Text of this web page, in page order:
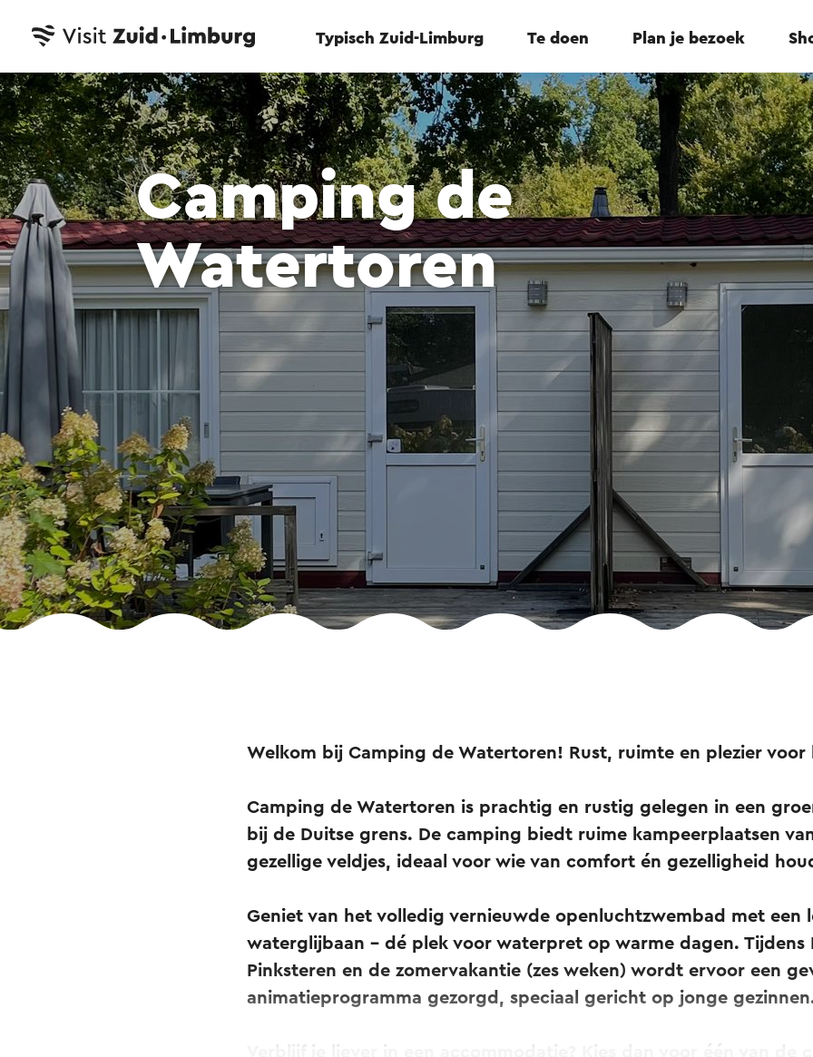
Typisch Zuid-Limburg Te doen Plan je bezoek
Camping de
Watertoren
Welkom bij Camping de Watertoren! Rust, ruimte en plezier voor
Camping de Watertoren is prachtig en rustig gelegen in een
bij de Duitse grens. De camping biedt ruime kampeerplaatsen
gezellige veldjes, ideaal voor wie van comfort én gezelligheid
Geniet van het volledig vernieuwde openluchtzwembad met een
waterglijbaan – dé plek voor waterpret op warme dagen. Tijdens
Pinksteren en de zomervakantie (zes weken) wordt ervoor een
animatieprogramma gezorgd, speciaal gericht op jonge